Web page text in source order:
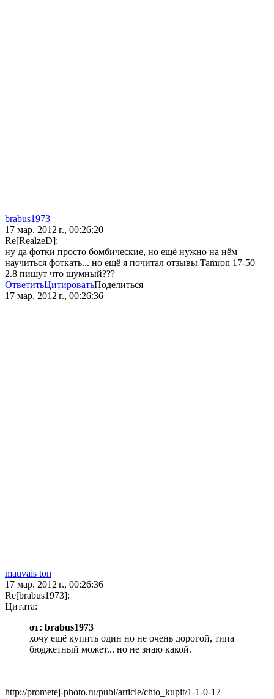
brabus1973
17 мар. 2012 г., 00:26:20
Re[RealzeD]:
ну да фотки просто бомбические, но ещё нужно на нём
научиться фоткать... но ещё я почитал отзывы Tamron 17-50
2.8 пишут что шумный???
ОтветитьЦитироватьПоделиться
17 мар. 2012 г., 00:26:36
mauvais ton
17 мар. 2012 г., 00:26:36
Re[brabus1973]:
Цитата:
от: brabus1973
хочу ещё купить один но не очень дорогой, типа
бюджетный может... но не знаю какой.
http://prometej-photo.ru/publ/article/chto_kupit/1-1-0-17